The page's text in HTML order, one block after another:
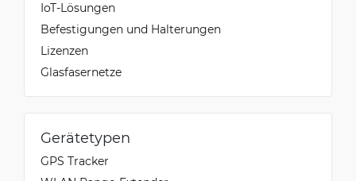
IoT-Lösungen
Befestigungen und Halterungen
Lizenzen
Glasfasernetze
Gerätetypen
GPS Tracker